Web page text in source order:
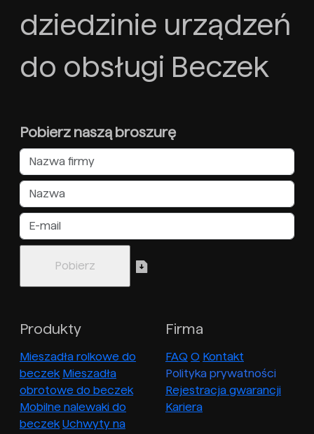
dziedzinie urządzeń
do obsługi Beczek
Pobierz naszą broszurę
Produkty
Mieszadła rolkowe do
beczek Mieszadła
obrotowe do beczek
Mobilne nalewaki do
beczek Uchwyty na
Firma
FAQ O Kontakt
Polityka prywatności
Rejestracja gwarancji
Kariera